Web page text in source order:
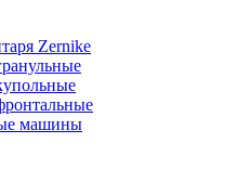
Zernike
машины